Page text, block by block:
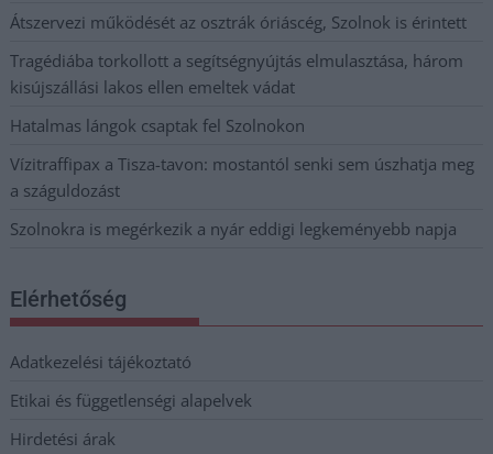
Átszervezi működését az osztrák óriáscég, Szolnok is érintett
Tragédiába torkollott a segítségnyújtás elmulasztása, három
kisújszállási lakos ellen emeltek vádat
Hatalmas lángok csaptak fel Szolnokon
Vízitraffipax a Tisza-tavon: mostantól senki sem úszhatja meg
a száguldozást
Szolnokra is megérkezik a nyár eddigi legkeményebb napja
Elérhetőség
Adatkezelési tájékoztató
Etikai és függetlenségi alapelvek
Hirdetési árak